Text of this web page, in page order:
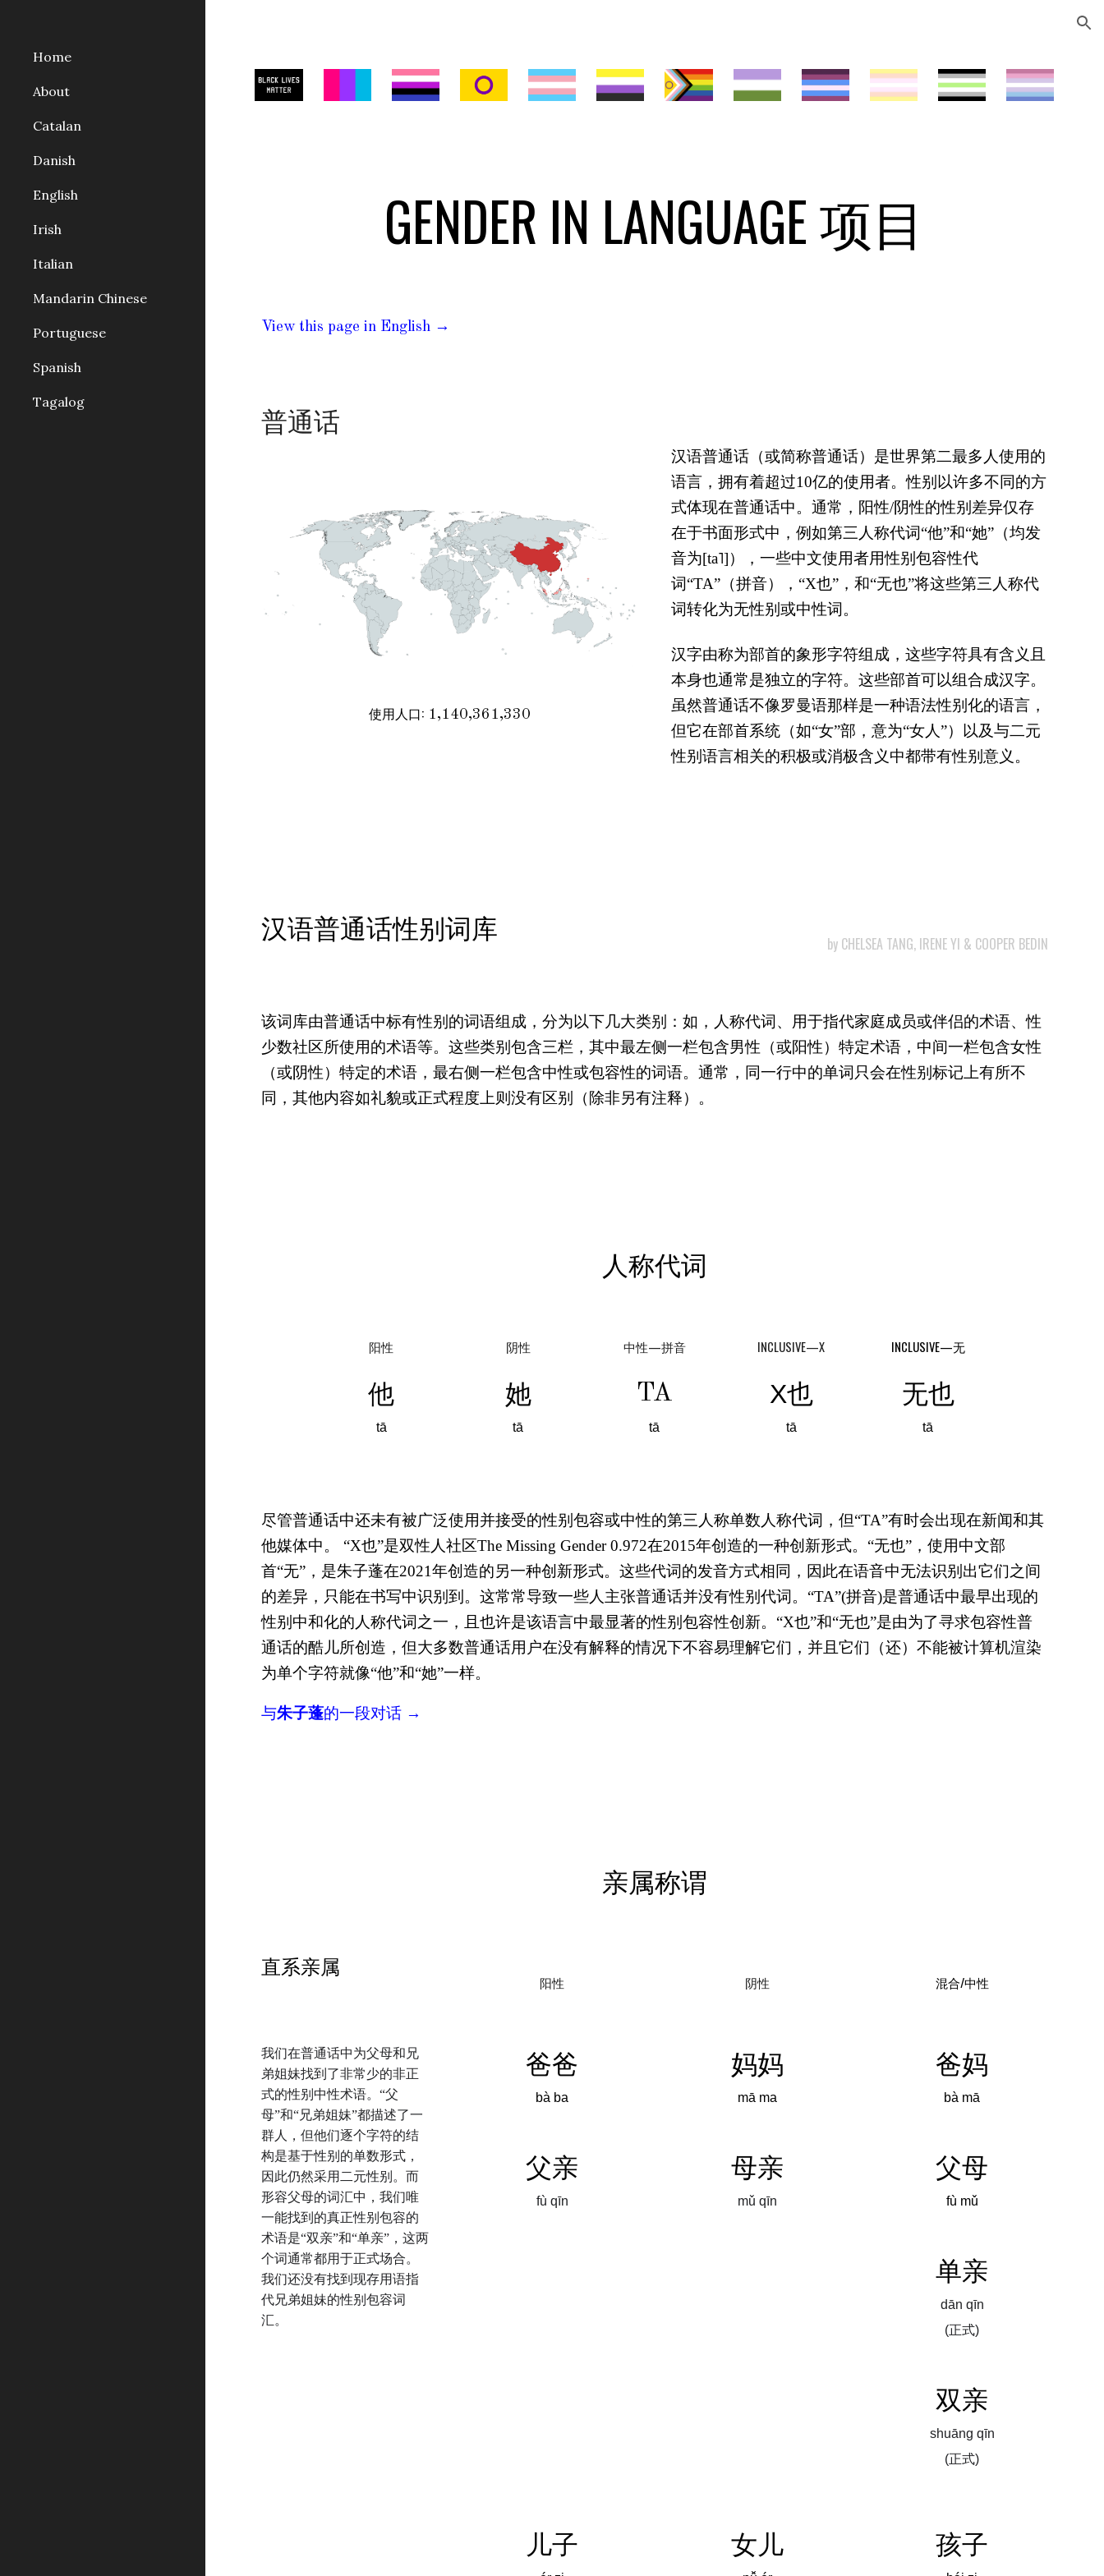
Home
About
Catalan
Danish
English
Irish
Italian
Mandarin Chinese
Portuguese
Spanish
Tagalog
GENDER IN LANGUAGE项目
View this page in English →
普通话
使用人口: 1,140,361,330
汉语普通话（或简称普通话）是世界第二最多人使用的
语言，拥有着超过10亿的使用者。性别以许多不同的方
式体现在普通话中。通常，阳性/阴性的性别差异仅存
在于书面形式中，例如第三人称代词“他”和“她”（均发
音为[ta˥]），一些中文使用者用性别包容性代
词“TA”（拼音），“X也”，和“无也”将这些第三人称代
词转化为无性别或中性词。
汉字由称为部首的象形字符组成，这些字符具有含义且
本身也通常是独立的字符。这些部首可以组合成汉字。
虽然普通话不像罗曼语那样是一种语法性别化的语言，
但它在部首系统（如“女”部，意为“女人”）以及与二元
性别语言相关的积极或消极含义中都带有性别意义。
汉语普通话性别词库 by CHELSEA TANG, IRENE YI & COOPER BEDIN
该词库由普通话中标有性别的词语组成，分为以下几大类别：如，人称代词、用于指代家庭成员或伴侣的术语、性
少数社区所使用的术语等。这些类别包含三栏，其中最左侧一栏包含男性（或阳性）特定术语，中间一栏包含女性
（或阴性）特定的术语，最右侧一栏包含中性或包容性的词语。通常，同一行中的单词只会在性别标记上有所不
同，其他内容如礼貌或正式程度上则没有区别（除非另有注释）。
人称代词
阳性
他
tā
阴性
她
tā
中性—拼音
TA
tā
INCLUSIVE—X
X也
tā
INCLUSIVE—无
无也
tā
尽管普通话中还未有被广泛使用并接受的性别包容或中性的第三人称单数人称代词，但“TA”有时会出现在新闻和其
他媒体中。 “X也”是双性人社区The Missing Gender 0.972在2015年创造的一种创新形式。“无也”，使用中文部
首“无”，是朱子蓬在2021年创造的另一种创新形式。这些代词的发音方式相同，因此在语音中无法识别出它们之间
的差异，只能在书写中识别到。这常常导致一些人主张普通话并没有性别代词。 “TA”(拼音)是普通话中最早出现的
性别中和化的人称代词之一，且也许是该语言中最显著的性别包容性创新。“X也”和“无也”是由为了寻求包容性普
通话的酷儿所创造，但大多数普通话用户在没有解释的情况下不容易理解它们，并且它们（还）不能被计算机渲染
为单个字符就像“他”和“她”一样。
与朱子蓬的一段对话 →
亲属称谓
直系亲属
阳性 阴性 混合/中性
我们在普通话中为父母和兄
弟姐妹找到了非常少的非正
式的性别中性术语。“父
母”和“兄弟姐妹”都描述了一
群人，但他们逐个字符的结
构是基于性别的单数形式，
因此仍然采用二元性别。而
形容父母的词汇中，我们唯
一能找到的真正性别包容的
术语是“双亲”和“单亲”，这两
个词通常都用于正式场合。
我们还没有找到现存用语指
代兄弟姐妹的性别包容词
汇。
爸爸
bà ba
父亲
fù qīn
妈妈
mā ma
母亲
mǔ qīn
爸妈
bà mā
父母
fù mǔ
单亲
dān qīn
(正式)
双亲
shuāng qīn
(正式)
儿子 女儿 孩子